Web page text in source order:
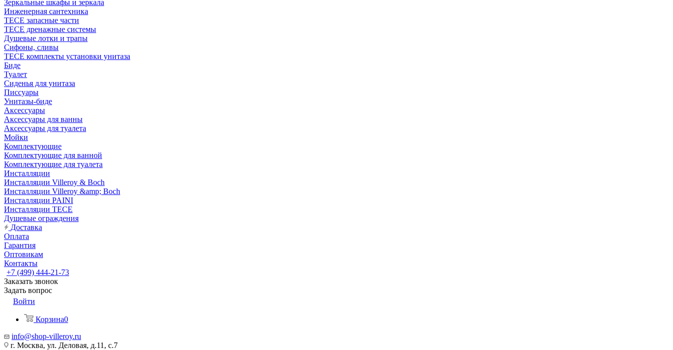
Зеркальные шкафы и зеркала
Инженерная сантехника
TECE запасные части
TECE дренажные системы
Душевые лотки и трапы
Сифоны, сливы
TECE комплекты установки унитаза
Биде
Туалет
Сиденья для унитаза
Писсуары
Унитазы-биде
Аксессуары
Аксессуары для ванны
Аксессуары для туалета
Мойки
Комплектующие
Комплектующие для ванной
Комплектующие для туалета
Инсталляции
Инсталляции Villeroy & Boch
Инсталляции Villeroy &amp; Boch
Инсталляции PAINI
Инсталляции TECE
Душевые ограждения
Доставка
Оплата
Гарантия
Оптовикам
Контакты
+7 (499) 444-21-73
Заказать звонок
Задать вопрос
Войти
Корзина0
info@shop-villeroy.ru
г. Москва, ул. Деловая, д.11, с.7